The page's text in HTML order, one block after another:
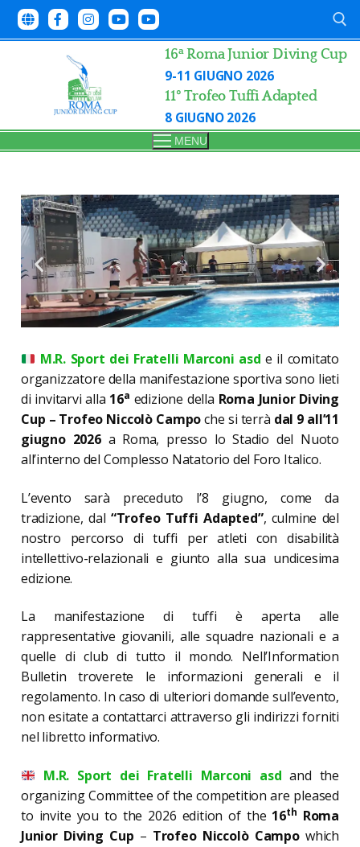
16aRoma Junior Diving Cup
9-11 GIUGNO 2026
11° Trofeo Tuffi Adapted
8 GIUGNO 2026
MENU
M.R. Sport dei Fratelli Marconi asd e il comitato
organizzatore della manifestazione sportiva sono lieti
di invitarvi alla 16a edizione della Roma Junior Diving
Cup – Trofeo Niccolò Campoche si terrà dal 9 all’11
giugno 2026 a Roma, presso lo Stadio del Nuoto
all’interno del Complesso Natatorio del Foro Italico.
L’evento sarà preceduto l’8 giugno, come da
tradizione, dal “Trofeo Tuffi Adapted”, culmine del
nostro percorso di tuffi per atleti con disabilità
intellettivo-relazionali e giunto alla sua undicesima
edizione.
La manifestazione di tuffi è aperta alle
rappresentative giovanili, alle squadre nazionali e a
quelle di club di tutto il mondo. Nell’Information
Bulletin troverete le informazioni generali e il
regolamento. In caso di ulteriori domande sull’evento,
non esitate a contattarci attraverso gli indirizzi forniti
nel libretto informativo.
M.R. Sport dei Fratelli Marconi asd and the
organizing Committee of the competition are pleased
to invite you to the 2026 edition of the 16th Roma
Junior Diving Cup – Trofeo Niccolò Campo which